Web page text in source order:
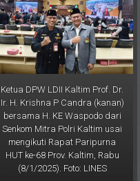
Ketua DPW LDII Kaltim Prof. Dr.
Ir. H. Krishna P Candra (kanan)
bersama H. KE Waspodo dari
Senkom Mitra Polri Kaltim usai
mengikuti Rapat Paripurna
HUT ke-68 Prov. Kaltim, Rabu
(8/1/2025). Foto: LINES